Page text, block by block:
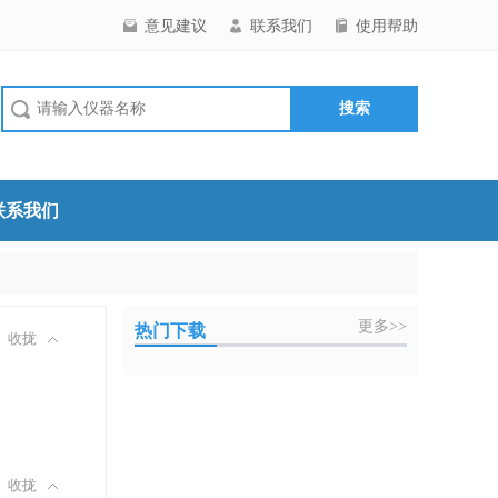
使用帮助
联系我们
意见建议
系我们
收拢
收拢
热门下载 更多>>